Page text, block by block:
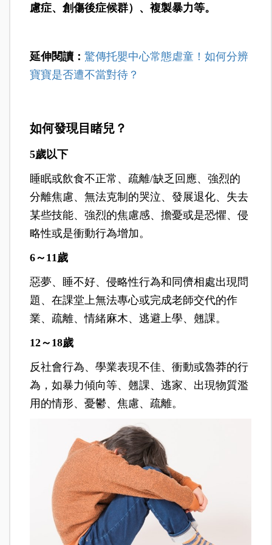
慮症、創傷後症候群）、複製暴力等。
延伸閱讀：驚傳托嬰中心常態虐童！如何分辨
寶寶是否遭不當對待？
如何發現目睹兒？
5歲以下
睡眠或飲食不正常、疏離/缺乏回應、強烈的
分離焦慮、無法克制的哭泣、發展退化、失去
某些技能、強烈的焦慮感、擔憂或是恐懼、侵
略性或是衝動行為增加。
6～11歲
惡夢、睡不好、侵略性行為和同儕相處出現問
題、在課堂上無法專心或完成老師交代的作
業、疏離、情緒麻木、逃避上學、翹課。
12～18歲
反社會行為、學業表現不佳、衝動或魯莽的行
為，如暴力傾向等、翹課、逃家、出現物質濫
用的情形、憂鬱、焦慮、疏離。